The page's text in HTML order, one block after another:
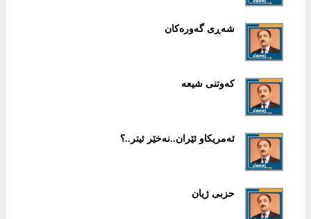
شەڕی گەورەكان
كەوتنی شیعە
ئەمریكاو ئێران..نەخێر ئیتر..؟
حزبی ژیان